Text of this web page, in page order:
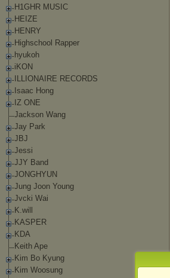
H1GHR MUSIC
HEIZE
HENRY
Highschool Rapper
hyukoh
iKON
ILLIONAIRE RECORDS
Isaac Hong
IZ ONE
Jackson Wang
Jay Park
JBJ
Jessi
JJY Band
JONGHYUN
Jung Joon Young
Jvcki Wai
K.will
KASPER
KDA
Keith Ape
Kim Bo Kyung
Kim Woosung